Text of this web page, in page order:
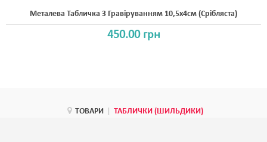
Металева Табличка З Гравіруванням 10,5x4см (срібляста)
450.00 грн
ТОВАРИ ТАБЛИЧКИ (ШИЛЬДИКИ)